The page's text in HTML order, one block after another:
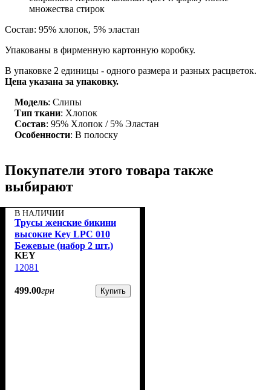
множества стирок
Состав: 95% хлопок, 5% эластан
Упакованы в фирменную картонную коробку.
В упаковке 2 единицы - одного размера и разных расцветок.
Цена указана за упаковку.
Модель: Слипы
Тип ткани: Хлопок
Состав: 95% Хлопок / 5% Эластан
Особенности: В полоску
Покупатели этого товара также
выбирают
В НАЛИЧИИ
Трусы женские бикини
высокие Key LPC 010
Бежевые (набор 2 шт.)
KEY
12081
499.00грн Купить